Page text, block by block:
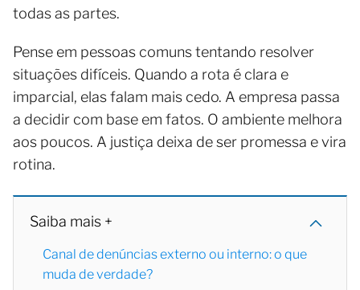
todas as partes.
Pense em pessoas comuns tentando resolver
situações difíceis. Quando a rota é clara e
imparcial, elas falam mais cedo. A empresa passa
a decidir com base em fatos. O ambiente melhora
aos poucos. A justiça deixa de ser promessa e vira
rotina.
Saiba mais +
Canal de denúncias externo ou interno: o que
muda de verdade?